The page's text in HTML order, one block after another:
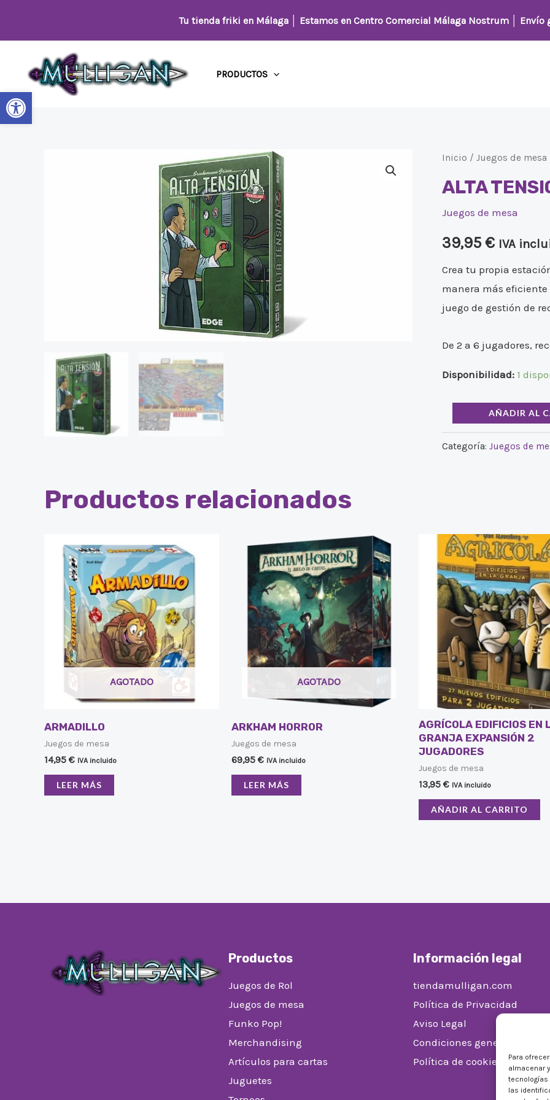
Abrir barra de herramientas
Para
almacenar
tecnologías
las
Tu tienda friki en Málaga │ Estamos en Centro Comercial Málaga Nostrum │
PRODUCTOS
Inicio / Juegos de mesa
ALTA
Juegos de mesa
39,95 € IVA
Crea tu propia
manera más
juego de gestión de
De 2 a 6 jugadores,
Disponibilidad: 1
ALTA
cantidad
AÑADIR AL
Categoría: Juegos de
Productos relacionados
AGOTADO
ARMADILLO
Juegos de mesa
14,95 € IVA incluido
LEER MÁS
AGOTADO
ARKHAM HORROR
Juegos de mesa
69,95 € IVA incluido
LEER MÁS
AGRÍCOLA EDIFICIOS EN
GRANJA EXPANSIÓN 2
JUGADORES
Juegos de mesa
13,95 € IVA incluido
AÑADIR AL CARRITO
Productos
Juegos de Rol
Juegos de mesa
Funko Pop!
Merchandising
Artículos para cartas
Juguetes
Información legal
tiendamulligan.com
Política de Privacidad
Aviso Legal
Condiciones generales de
Política de cookies (UE)